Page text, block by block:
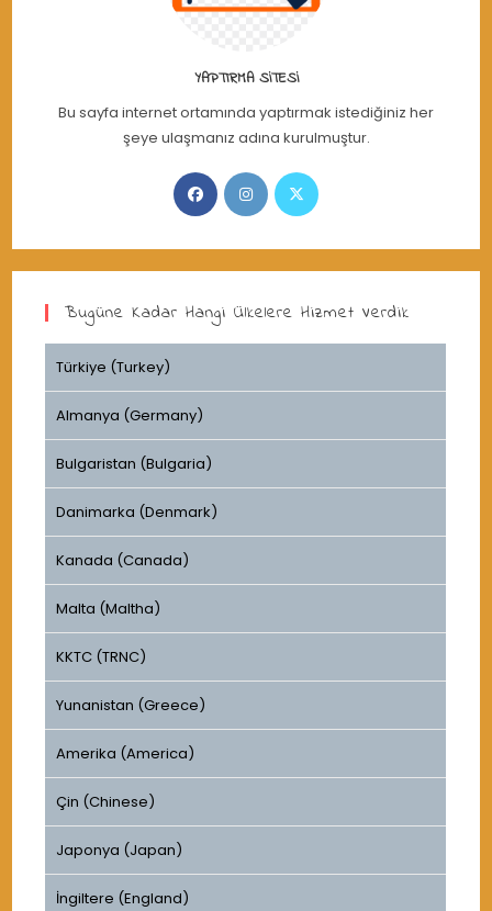
YAPTIRMA SITESI
Bu sayfa internet ortamında yaptırmak istediğiniz her
şeye ulaşmanız adına kurulmuştur.
Opens
in
new
Opens
in
new
Opens
new
Bugüne Kadar Hangi Ülkelere Hizmet Verdik
Türkiye (Turkey)
Almanya (Germany)
Bulgaristan (Bulgaria)
Danimarka (Denmark)
Kanada (Canada)
Malta (Maltha)
KKTC (TRNC)
Yunanistan (Greece)
Amerika (America)
Çin (Chinese)
Japonya (Japan)
İngiltere (England)